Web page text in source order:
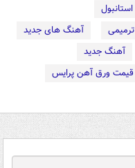
آهنگ های جدید
آهنگ جدید
قیمت ورق آهن پرایس